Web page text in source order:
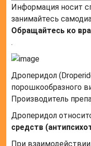
Информация носит
занимайтесь
Обращайтесь ко
.
Дроперидол
порошкообразного
Производитель
Дроперидол
средств
При